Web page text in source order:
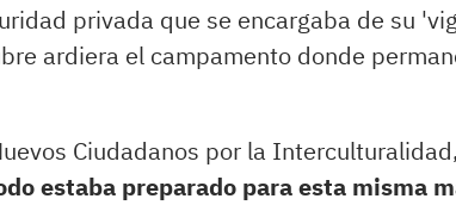
privada que se encargaba de su
ardiera el campamento donde
Ciudadanos por la Interculturalidad,
estaba preparado para esta misma